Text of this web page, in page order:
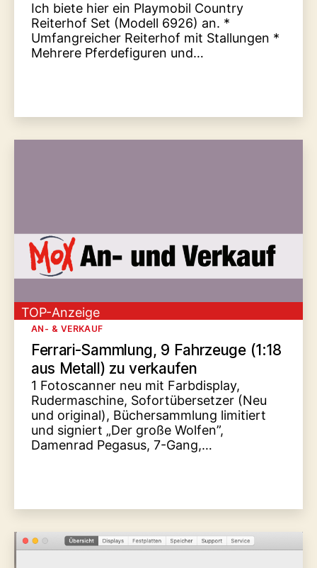
Ich biete hier ein Playmobil Country
Reiterhof Set (Modell 6926) an. *
Umfangreicher Reiterhof mit Stallungen *
Mehrere Pferdefiguren und…
TOP-Anzeige
Kategorien
AN- & VERKAUF
Ferrari-Sammlung, 9 Fahrzeuge (1:18
aus Metall) zu verkaufen
1 Fotoscanner neu mit Farbdisplay,
Rudermaschine, Sofortübersetzer (Neu
und original), Büchersammlung limitiert
und signiert „Der große Wolfen”,
Damenrad Pegasus, 7-Gang,…